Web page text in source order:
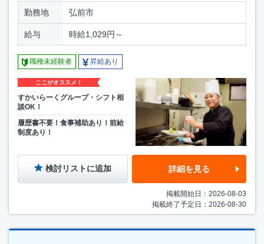
勤務地 弘前市
給与 時給1,029円～
職種未経験者 昇給あり
ここがオススメ！
すかいらーくグループ・シフト相
談OK！
履歴書不要！食事補助あり！前給
制度あり！
検討リストに追加 詳細を見る
掲載開始日：2026-08-03
掲載終了予定日：2026-08-30